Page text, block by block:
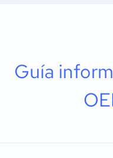
Guía